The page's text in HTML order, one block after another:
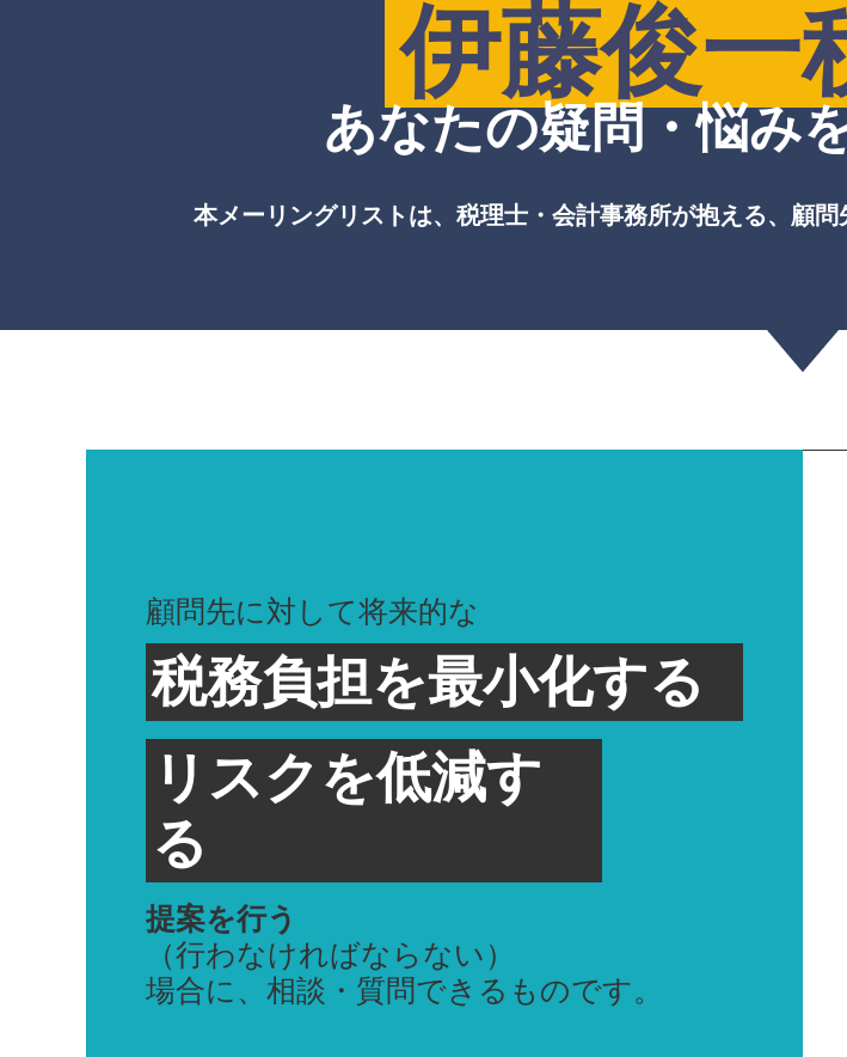
伊藤俊一
あなたの疑問・悩み
本メーリングリストは、税理士・会計事務所が抱える、顧
顧問先に対して将来的な
税務負担を最小化する
リスクを低減す
る
提案を行う
（行わなければならない）
場合に、相談・質問できるものです。